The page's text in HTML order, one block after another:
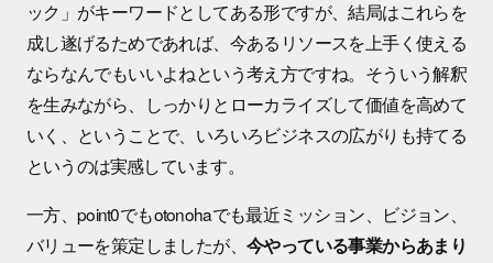
ック」がキーワードとしてある形ですが、結局はこれらを
成し遂げるためであれば、今あるリソースを上手く使える
ならなんでもいいよねという考え方ですね。そういう解釈
を生みながら、しっかりとローカライズして価値を高めて
いく、ということで、いろいろビジネスの広がりも持てる
というのは実感しています。
一方、point0でもotonohaでも最近ミッション、ビジョン、
バリューを策定しましたが、今やっている事業からあまり